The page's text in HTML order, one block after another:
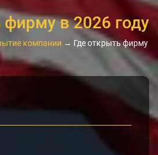
фирму в 2026 году
компании → Где открыть фирму